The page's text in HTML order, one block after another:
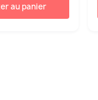
au panier